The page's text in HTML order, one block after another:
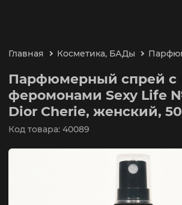
Главная Косметика, БАДы
Парфюмерный спрей с
феромонами Sexy Life
Dior Cherie, женский,
Код товара: 40089